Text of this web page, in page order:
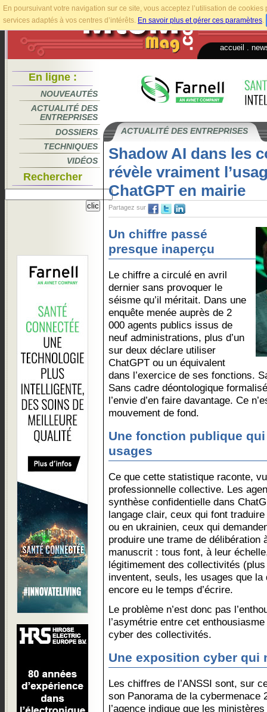
En poursuivant votre navigation sur ce site, vous acceptez l’utilisation de
services adaptés à vos centres d’intérêts. En savoir plus et gérer ces paramètres.
accueil
En ligne :
NOUVEAUTÉS
ACTUALITÉ DES
ENTREPRISES
DOSSIERS
TECHNIQUES
VIDÉOS
Rechercher
ACTUALITÉ DES ENTREPRISES
Shadow AI dans les
révèle vraiment
ChatGPT en mairie
Partagez sur
Un chiffre passé
presque inaperçu
Le chiffre a circulé en avril
dernier sans provoquer le
séisme qu’il méritait. Dans une
enquête menée auprès de 2
000 agents publics issus de
neuf administrations, plus d’un
sur deux déclare utiliser
ChatGPT ou un équivalent
dans l’exercice de ses fonctions.
Sans cadre déontologique
l’envie d’en faire davantage. Ce
mouvement de fond.
Une fonction publique
usages
Ce que cette statistique raconte,
professionnelle collective. Les
synthèse confidentielle dans
langage clair, ceux qui font
ou en ukrainien, ceux qui
produire une trame de délibération
manuscrit : tous font, à leur
légitimement des collectivités
inventent, seuls, les usages que la
encore eu le temps d’écrire.
Le problème n’est donc pas
l’asymétrie entre cet
cyber des collectivités.
Une exposition cyber qui
Les chiffres de l’ANSSI sont, sur
son Panorama de la cybermenace
l’agence indique que les